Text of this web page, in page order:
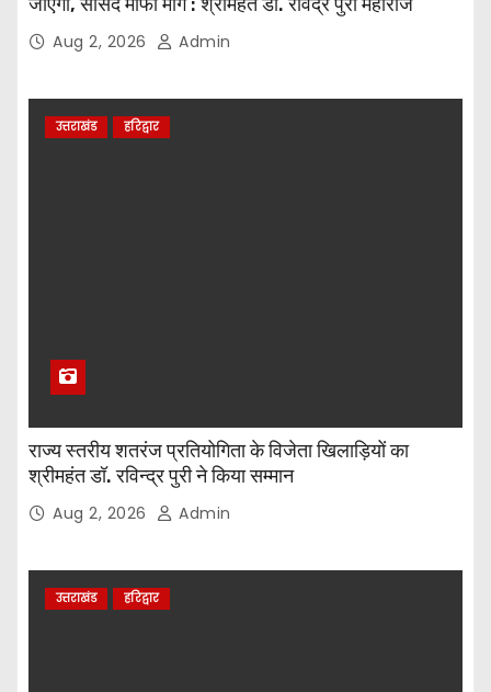
Aug 2, 2026 Admin
उत्तराखंड हरिद्वार
राज्य स्तरीय शतरंज प्रतियोगिता के विजेता खिलाड़ियों का
श्रीमहंत डॉ. रविन्द्र पुरी ने किया सम्मान
Aug 2, 2026 Admin
उत्तराखंड हरिद्वार